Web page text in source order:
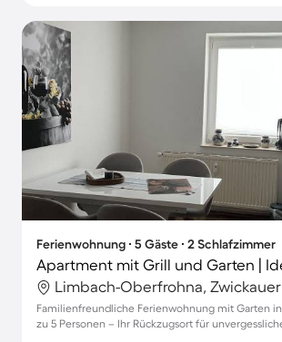
Ferienwohnung ∙ 5 Gäste ∙ 2 Schlafzimmer
Familienfreundliche Ferienwohnung mit Garten
zu 5 Personen – Ihr Rückzugsort für